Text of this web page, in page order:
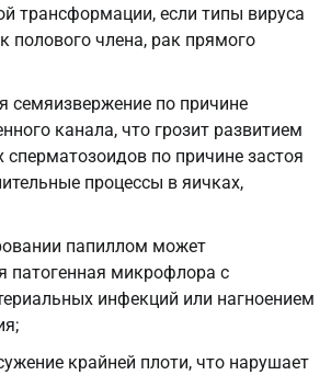
трансформации, если типы вируса
полового члена, рак прямого
семяизвержение по причине
канала, что грозит развитием
сперматозоидов по причине застоя
процессы в яичках,
папиллом может
патогенная микрофлора с
инфекций или нагноением
крайней плоти, что нарушает